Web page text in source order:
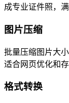
成专业证件照，
图片压缩
批量压缩图片大
适合网页优化和存
格式转换